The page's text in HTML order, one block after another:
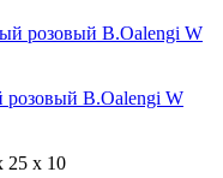
B.Oalengi W
25 x 10